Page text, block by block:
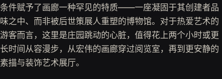
条件赋予了画廊一种罕见的特质——一座凝固于其创建者品
味之中、而非被后世策展人重塑的博物馆。对于热爱艺术的
游客而言，这里是庄园跳动的心脏，值得花上两个小时或更
长时间从容漫步，从宏伟的画廊穿过阅览室，再到更安静的
素描与装饰艺术展厅。